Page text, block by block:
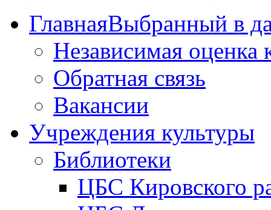
ГлавнаяВыбранный в
Независимая оценка
Обратная связь
Вакансии
Учреждения культуры
Библиотеки
ЦБС Кировского